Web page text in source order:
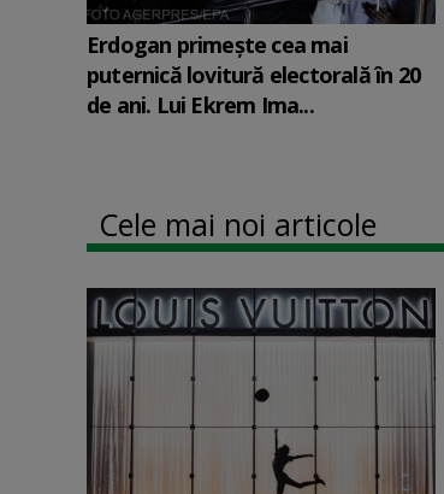
Erdogan primește cea mai
puternică lovitură electorală în 20
de ani. Lui Ekrem Ima...
Cele mai noi articole